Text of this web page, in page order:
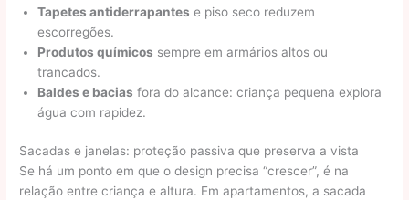
Tapetes antiderrapantes e piso seco reduzem
escorregões.
Produtos químicos sempre em armários altos ou
trancados.
Baldes e bacias fora do alcance: criança pequena explora
água com rapidez.
Sacadas e janelas: proteção passiva que preserva a vista
Se há um ponto em que o design precisa “crescer”, é na
relação entre criança e altura. Em apartamentos, a sacada